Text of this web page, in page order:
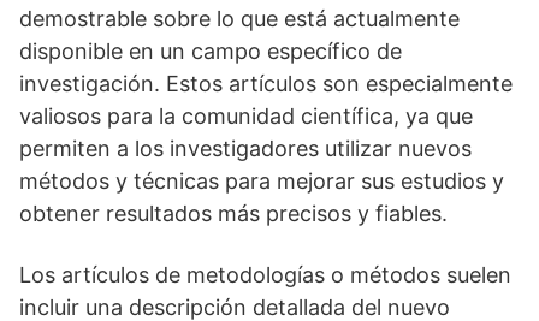
demostrable sobre lo que está actualmente
disponible en un campo específico de
investigación. Estos artículos son especialmente
valiosos para la comunidad científica, ya que
permiten a los investigadores utilizar nuevos
métodos y técnicas para mejorar sus estudios y
obtener resultados más precisos y fiables.
Los artículos de metodologías o métodos suelen
incluir una descripción detallada del nuevo